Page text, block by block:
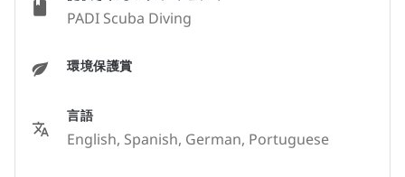
PADI Scuba Diving
環境保護賞
言語
English, Spanish, German, Portuguese